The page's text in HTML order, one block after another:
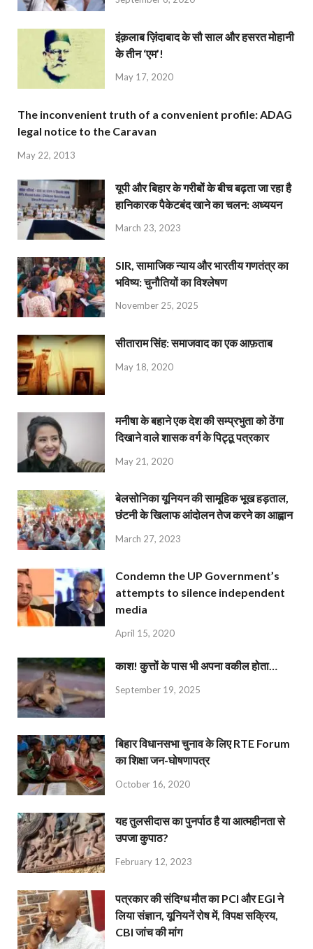
इंक़लाब ज़िंदाबाद के सौ साल और हसरत मोहानी
के तीन ‘एम’!
May 17, 2020
The inconvenient truth of a convenient profile: ADAG
legal notice to the Caravan
May 22, 2013
यूपी और बिहार के गरीबों के बीच बढ़ता जा रहा है
हानिकारक पैकेटबंद खाने का चलन: अध्ययन
March 23, 2023
SIR, सामाजिक न्याय और भारतीय गणतंत्र का
भविष्य: चुनौतियों का विश्लेषण
November 25, 2025
सीताराम सिंह: समाजवाद का एक आफ़ताब
May 18, 2020
मनीषा के बहाने एक देश की सम्प्रभुता को ठेंगा
दिखाने वाले शासक वर्ग के पिट्ठू पत्रकार
May 21, 2020
बेलसोनिका यूनियन की सामूहिक भूख हड़ताल,
छंटनी के खिलाफ आंदोलन तेज करने का आह्वान
March 27, 2023
Condemn the UP Government’s
attempts to silence independent
media
April 15, 2020
काश! कुत्तों के पास भी अपना वकील होता…
September 19, 2025
बिहार विधानसभा चुनाव के लिए RTE Forum
का शिक्षा जन-घोषणापत्र
October 16, 2020
यह तुलसीदास का पुनर्पाठ है या आत्महीनता से
उपजा कुपाठ?
February 12, 2023
पत्रकार की संदिग्ध मौत का PCI और EGI ने
लिया संज्ञान, यूनियनें रोष में, विपक्ष सक्रिय,
CBI जांच की मांग